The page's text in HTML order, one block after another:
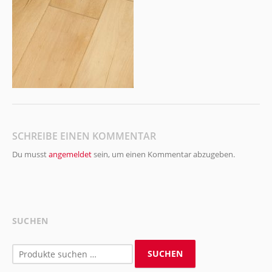
SCHREIBE EINEN KOMMENTAR
Du musstangemeldetsein, um einen Kommentar abzugeben.
SUCHEN
Suchen
nach:
SUCHEN